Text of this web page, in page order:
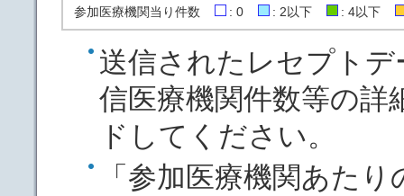
参加医療機関当り件数 : 0 : 2以下 : 4以下
送信されたレセプト
信医療機関件数等の詳
ドしてください。
「参加医療機関あた